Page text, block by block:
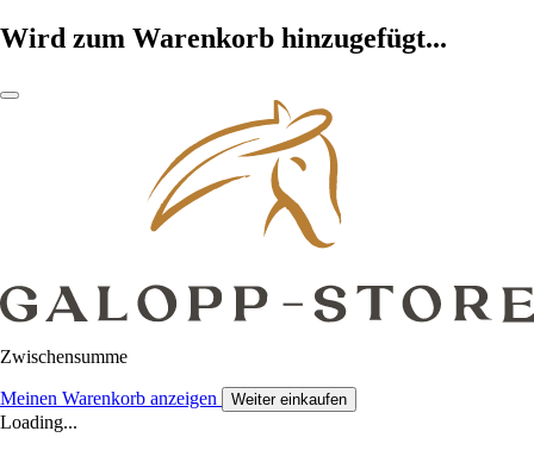
Wird zum Warenkorb hinzugefügt...
Zwischensumme
Meinen Warenkorb anzeigen Weiter einkaufen
Loading...